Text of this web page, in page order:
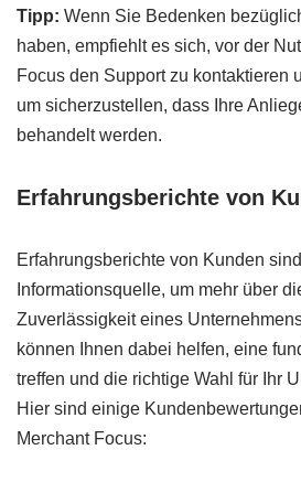
Tipp: Wenn Sie Bedenken
haben, empfiehlt es sich, vor der
Focus den Support zu kontaktieren
um sicherzustellen, dass Ihre
behandelt werden.
Erfahrungsberichte von
Erfahrungsberichte von Kunden
Informationsquelle, um mehr über
Zuverlässigkeit eines
können Ihnen dabei helfen, eine
treffen und die richtige Wahl für Ihr
Hier sind einige
Merchant Focus: